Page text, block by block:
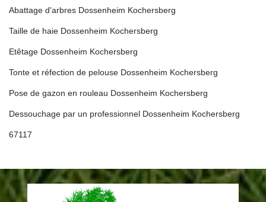
Abattage d'arbres Dossenheim Kochersberg
Taille de haie Dossenheim Kochersberg
Etêtage Dossenheim Kochersberg
Tonte et réfection de pelouse Dossenheim Kochersberg
Pose de gazon en rouleau Dossenheim Kochersberg
Dessouchage par un professionnel Dossenheim Kochersberg
67117